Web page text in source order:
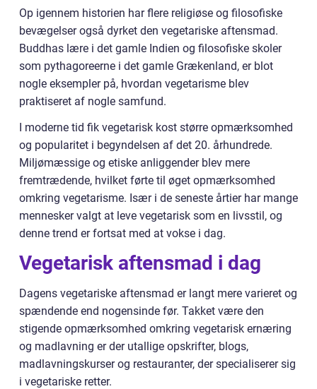
Op igennem historien har flere religiøse og filosofiske
bevægelser også dyrket den vegetariske aftensmad.
Buddhas lære i det gamle Indien og filosofiske skoler
som pythagoreerne i det gamle Grækenland, er blot
nogle eksempler på, hvordan vegetarisme blev
praktiseret af nogle samfund.
I moderne tid fik vegetarisk kost større opmærksomhed
og popularitet i begyndelsen af det 20. århundrede.
Miljømæssige og etiske anliggender blev mere
fremtrædende, hvilket førte til øget opmærksomhed
omkring vegetarisme. Især i de seneste årtier har mange
mennesker valgt at leve vegetarisk som en livsstil, og
denne trend er fortsat med at vokse i dag.
Vegetarisk aftensmad i dag
Dagens vegetariske aftensmad er langt mere varieret og
spændende end nogensinde før. Takket være den
stigende opmærksomhed omkring vegetarisk ernæring
og madlavning er der utallige opskrifter, blogs,
madlavningskurser og restauranter, der specialiserer sig
i vegetariske retter.